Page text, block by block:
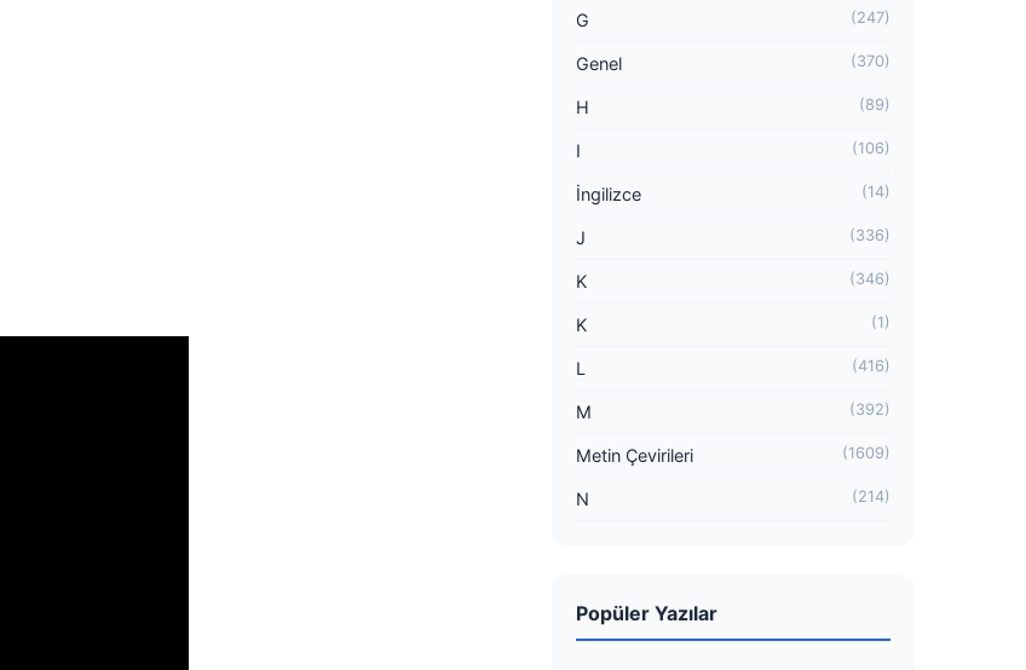
G (247)
Genel (370)
H (89)
I (106)
İngilizce (14)
J (336)
K (346)
K (1)
L (416)
M (392)
Metin Çevirileri (1609)
N (214)
Popüler Yazılar